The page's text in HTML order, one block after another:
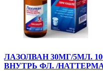
ЛАЗОЛВАН 30МГ/5МЛ.
ВНУТРЬ ФЛ. /